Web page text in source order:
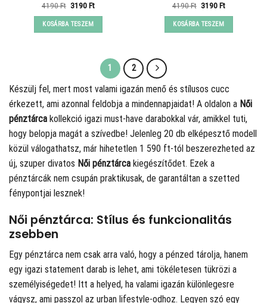
4190Ft Original
was:
4190 Ft.
3190FtCurrent
KOSÁRBA TESZEM
4190Ft Original
was:
4190 Ft.
3190FtCurrent
KOSÁRBA TESZEM
1 2
Készülj fel, mert most valami igazán menő és stílusos cucc
érkezett, ami azonnal feldobja a mindennapjaidat! A oldalon a Női
pénztárca kollekció igazi must-have darabokkal vár, amikkel tuti,
hogy belopja magát a szívedbe! Jelenleg 20 db elképesztő modell
közül válogathatsz, már hihetetlen 1 590 ft-tól beszerezheted az
új, szuper divatos Női pénztárca kiegészítődet. Ezek a
pénztárcák nem csupán praktikusak, de garantáltan a szetted
fénypontjai lesznek!
Női pénztárca: Stílus és funkcionalitás
zsebben
Egy pénztárca nem csak arra való, hogy a pénzed tárolja, hanem
egy igazi statement darab is lehet, ami tökéletesen tükrözi a
személyiségedet! Itt a helyed, ha valami igazán különlegesre
vágysz, ami passzol az urban lifestyle-odhoz. Legyen szó egy